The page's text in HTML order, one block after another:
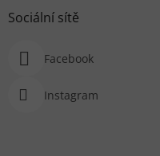
Sociální sítě
Facebook
Instagram